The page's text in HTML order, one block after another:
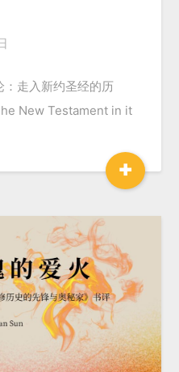
：走入新约圣经的历
New Testament in it
+